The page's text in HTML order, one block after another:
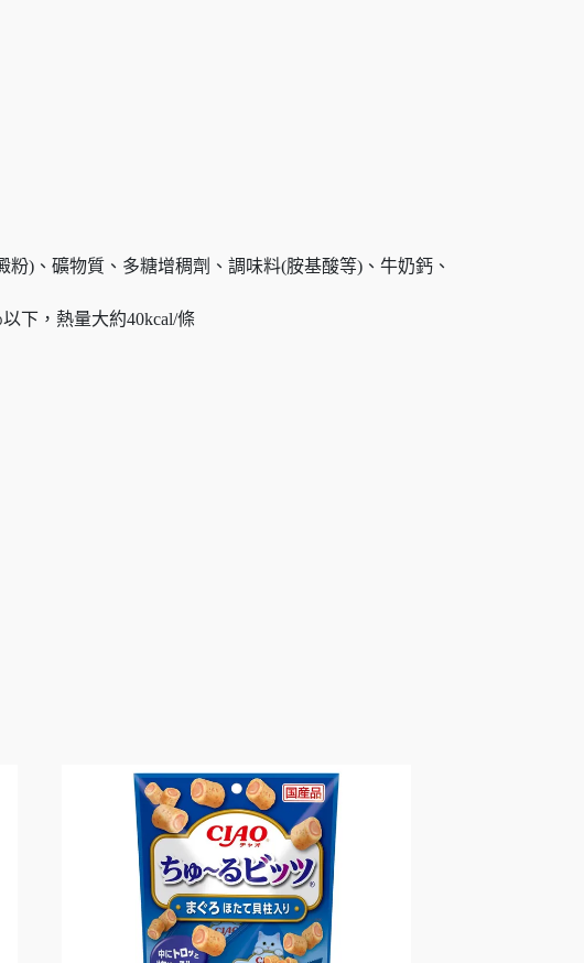
)、礦物質、多糖增稠劑、調味料(胺基酸等)、牛奶鈣、
下，熱量大約40kcal/條